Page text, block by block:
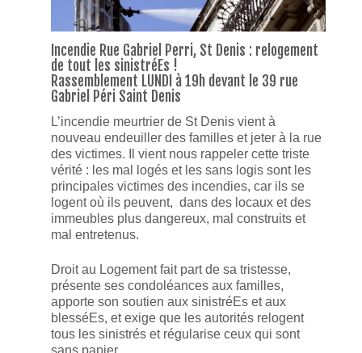
Incendie Rue Gabriel Perri, St Denis : relogement
de tout les sinistréEs !
Rassemblement LUNDI à 19h devant le 39 rue
Gabriel Péri Saint Denis
L’incendie meurtrier de St Denis vient à
nouveau endeuiller des familles et jeter à la rue
des victimes. Il vient nous rappeler cette triste
vérité : les mal logés et les sans logis sont les
principales victimes des incendies, car ils se
logent où ils peuvent, dans des locaux et des
immeubles plus dangereux, mal construits et
mal entretenus.
Droit au Logement fait part de sa tristesse,
présente ses condoléances aux familles,
apporte son soutien aux sinistréEs et aux
blesséEs, et exige que les autorités relogent
tous les sinistrés et régularise ceux qui sont
sans papier.